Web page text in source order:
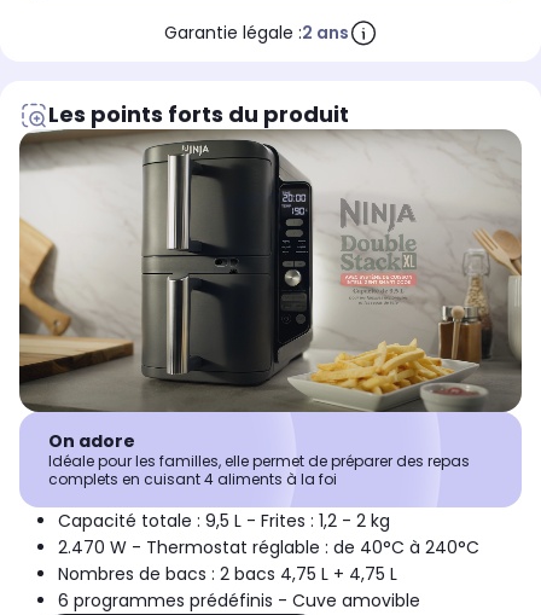
Garantie légale :2 ans
Les points forts du produit
On adore
Idéale pour les familles, elle permet de préparer des repas
complets en cuisant 4 aliments à la foi
Capacité totale : 9,5 L - Frites : 1,2 - 2 kg
2.470 W - Thermostat réglable : de 40°C à 240°C
Nombres de bacs : 2 bacs 4,75 L + 4,75 L
6 programmes prédéfinis - Cuve amovible